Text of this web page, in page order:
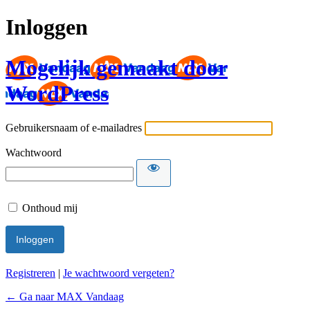
Inloggen
Mogelijk gemaakt door
WordPress
Gebruikersnaam of e-mailadres
Wachtwoord
Onthoud mij
Registreren | Je wachtwoord vergeten?
← Ga naar MAX Vandaag